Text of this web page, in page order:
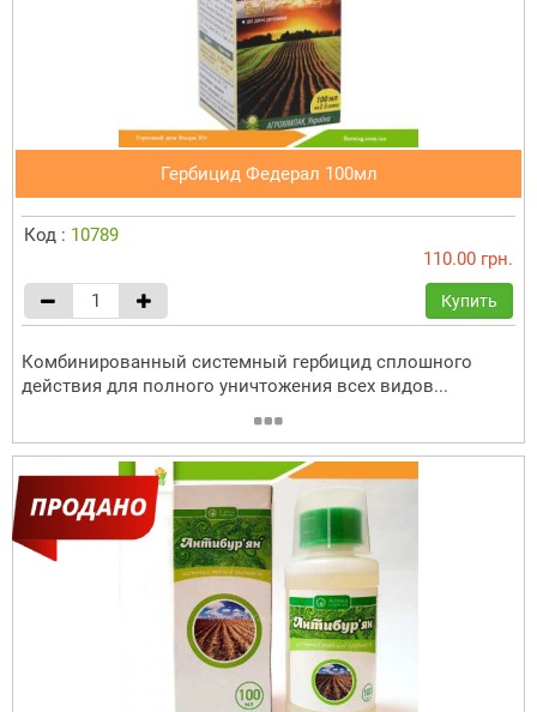
Гербицид Федерал 100мл
Код : 10789
110.00 грн.
Купить
Комбинированный системный гербицид сплошного
действия для полного уничтожения всех видов...